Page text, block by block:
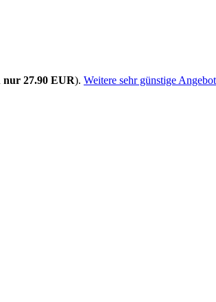
nur 27.90 EUR). Weitere sehr günstige